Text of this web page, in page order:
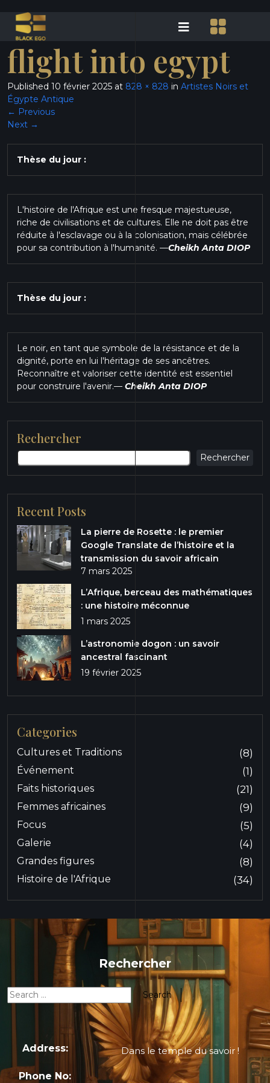
flight into egypt
Published 10 février 2025 at 828 × 828 in Artistes Noirs et
Égypte Antique
← Previous
Next →
Thèse du jour :
L'histoire de l'Afrique est une fresque majestueuse,
riche de civilisations et de cultures. Elle ne doit pas être
réduite à l'esclavage ou à la colonisation, mais célébrée
pour sa contribution à l'humanité. —Cheikh Anta DIOP
Thèse du jour :
Le noir, en tant que symbole de la résistance et de la
dignité, porte en lui l'héritage de ses ancêtres.
Reconnaître et valoriser cette identité est essentiel
pour construire l'avenir.— Cheikh Anta DIOP
Rechercher
Rechercher
Recent Posts
La pierre de Rosette : le premier
Google Translate de l’histoire et la
transmission du savoir africain
7 mars 2025
L’Afrique, berceau des mathématiques
: une histoire méconnue
1 mars 2025
L’astronomie dogon : un savoir
ancestral fascinant
19 février 2025
Categories
Cultures et Traditions (8)
Événement (1)
Faits historiques (21)
Femmes africaines (9)
Focus (5)
Galerie (4)
Grandes figures (8)
Histoire de l'Afrique (34)
Rechercher
Address: Dans le temple du savoir !
Phone No: